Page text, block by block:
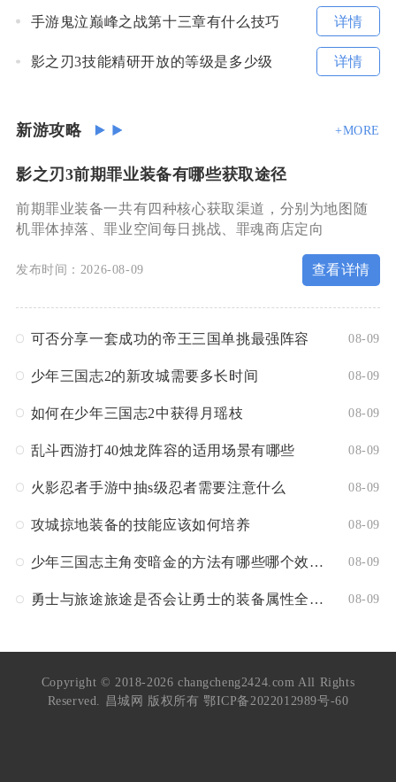
手游鬼泣巅峰之战第十三章有什么技巧 详情
影之刃3技能精研开放的等级是多少级 详情
新游攻略 +MORE
影之刃3前期罪业装备有哪些获取途径
前期罪业装备一共有四种核心获取渠道，分别为地图随
机罪体掉落、罪业空间每日挑战、罪魂商店定向
发布时间：2026-08-09 查看详情
可否分享一套成功的帝王三国单挑最强阵容 08-09
少年三国志2的新攻城需要多长时间 08-09
如何在少年三国志2中获得月瑶枝 08-09
乱斗西游打40烛龙阵容的适用场景有哪些 08-09
火影忍者手游中抽s级忍者需要注意什么 08-09
攻城掠地装备的技能应该如何培养 08-09
少年三国志主角变暗金的方法有哪些哪个效果最好 08-09
勇士与旅途旅途是否会让勇士的装备属性全部消失 08-09
Copyright © 2018-2026 changcheng2424.com All Rights
Reserved. 昌城网 版权所有 鄂ICP备2022012989号-60